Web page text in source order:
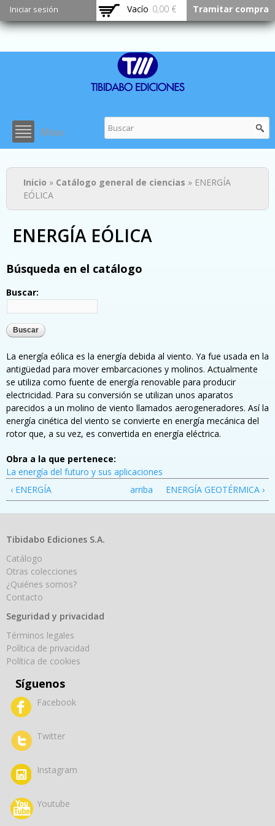
Pasar al
contenido
principal
Iniciar sesión Vacío 0,00 € Tramitar compra
Menu
Usted está aquí
Inicio » Catálogo general de ciencias » ENERGÍA
EÓLICA
ENERGÍA EÓLICA
Búsqueda en el catálogo
Buscar:
La energía eólica es la energía debida al viento. Ya fue usada en la
antigüedad para mover embarcaciones y molinos. Actualmente
se utiliza como fuente de energía renovable para producir
electricidad. Para su conversión se utilizan unos aparatos
parecidos a un molino de viento llamados aerogeneradores. Así la
energía cinética del viento se convierte en energía mecánica del
rotor que, a su vez, es convertida en energía eléctrica.
Obra a la que pertenece:
La energía del futuro y sus aplicaciones
‹ ENERGÍA
arriba ENERGÍA GEOTÉRMICA ›
Tibidabo Ediciones S.A.
Catálogo
Otras colecciones
¿Quiénes somos?
Contacto
Seguridad y privacidad
Términos legales
Política de privacidad
Política de cookies
Síguenos
Facebook
Twitter
Instagram
Youtube